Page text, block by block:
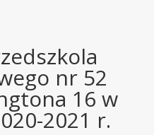
nr 52
16 w
2021 r.